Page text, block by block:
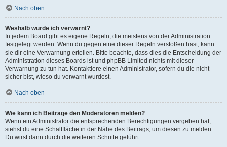
Nach oben
Weshalb wurde ich verwarnt?
In jedem Board gibt es eigene Regeln, die meistens von der Administration
festgelegt werden. Wenn du gegen eine dieser Regeln verstoßen hast, kann
sie dir eine Verwarnung erteilen. Bitte beachte, dass dies die Entscheidung der
Administration dieses Boards ist und phpBB Limited nichts mit dieser
Verwarnung zu tun hat. Kontaktiere einen Administrator, sofern du die nicht
sicher bist, wieso du verwarnt wurdest.
Nach oben
Wie kann ich Beiträge den Moderatoren melden?
Wenn ein Administrator die entsprechenden Berechtigungen vergeben hat,
siehst du eine Schaltfläche in der Nähe des Beitrags, um diesen zu melden.
Du wirst dann durch die weiteren Schritte geführt.